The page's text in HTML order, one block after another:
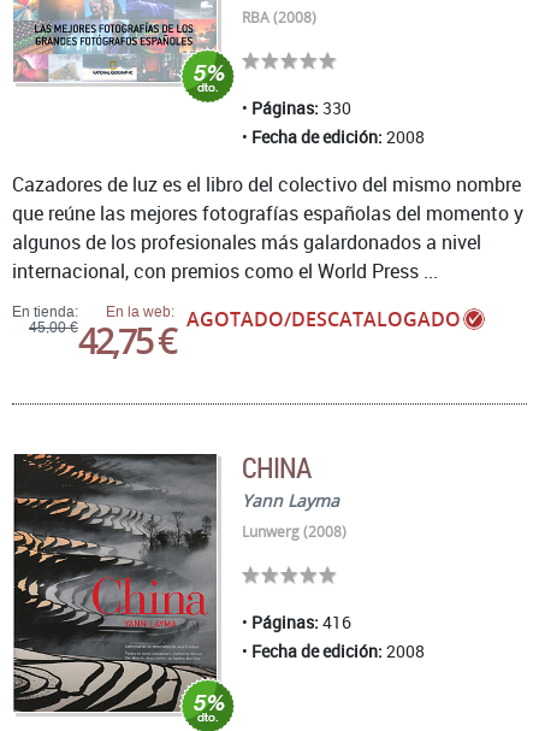
RBA (2008)
Páginas: 330
Fecha de edición: 2008
En tienda:
45,00 €
En la web:
42,75 € AGOTADO/DESCATALOGADO
Cazadores de luz es el libro del colectivo del mismo nombre
que reúne las mejores fotografías españolas del momento y
algunos de los profesionales más galardonados a nivel
internacional, con premios como el World Press ...
CHINA
Yann Layma
Lunwerg (2008)
Páginas: 416
Fecha de edición: 2008